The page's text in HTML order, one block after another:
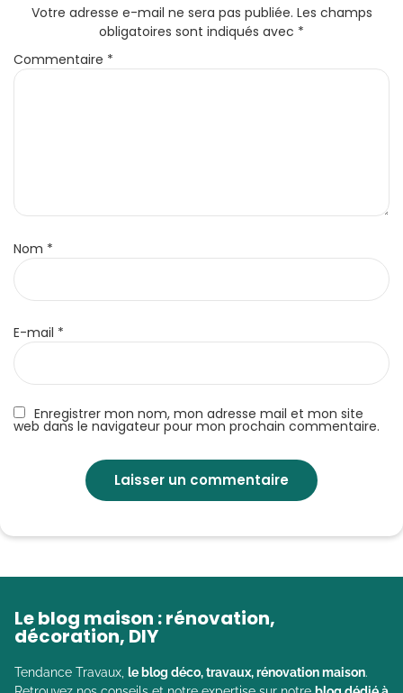
Enregistrer mon nom, mon adresse mail et mon site
web dans le navigateur pour mon prochain commentaire.
Votre adresse e-mail ne sera pas publiée. Les champs
obligatoires sont indiqués avec *
Commentaire *
Nom *
E-mail *
Le blog maison : rénovation,
décoration, DIY
Tendance Travaux, le blog déco, travaux, rénovation maison.